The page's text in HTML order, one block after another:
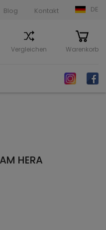
Blog Kontakt DE
Vergleichen Warenkorb
HERA